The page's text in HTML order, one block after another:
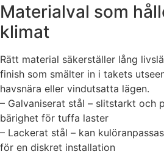
Materialval som
klimat
Rätt material säkerställer lång
finish som smälter in i takets
havsnära eller vindutsatta lägen.
– Galvaniserat stål – slitstarkt och
bärighet för tuffa laster
– Lackerat stål – kan
för en diskret installation